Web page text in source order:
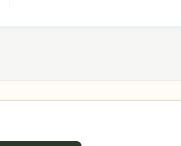
praktische ontwerpen en